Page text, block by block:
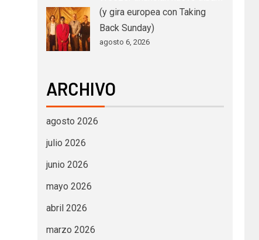
(y gira europea con Taking
Back Sunday)
agosto 6, 2026
ARCHIVO
agosto 2026
julio 2026
junio 2026
mayo 2026
abril 2026
marzo 2026